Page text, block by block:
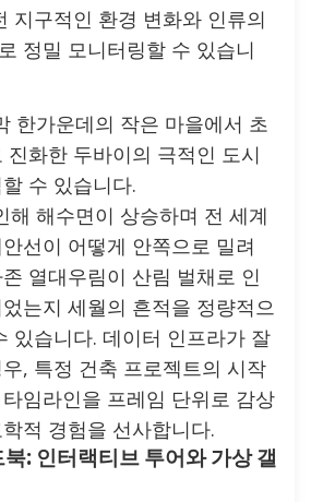
지구적인 환경 변화와 인류의
정밀 모니터링할 수 있습니
한가운데의 작은 마을에서 초
진화한 두바이의 극적인 도시
수 있습니다.
해 해수면이 상승하며 전 세계
선이 어떻게 안쪽으로 밀려
열대우림이 산림 벌채로 인
는지 세월의 흔적을 정량적으
있습니다. 데이터 인프라가 잘
, 특정 건축 프로젝트의 시작
임라인을 프레임 단위로 감상
적 경험을 선사합니다.
: 인터랙티브 투어와 가상 갤